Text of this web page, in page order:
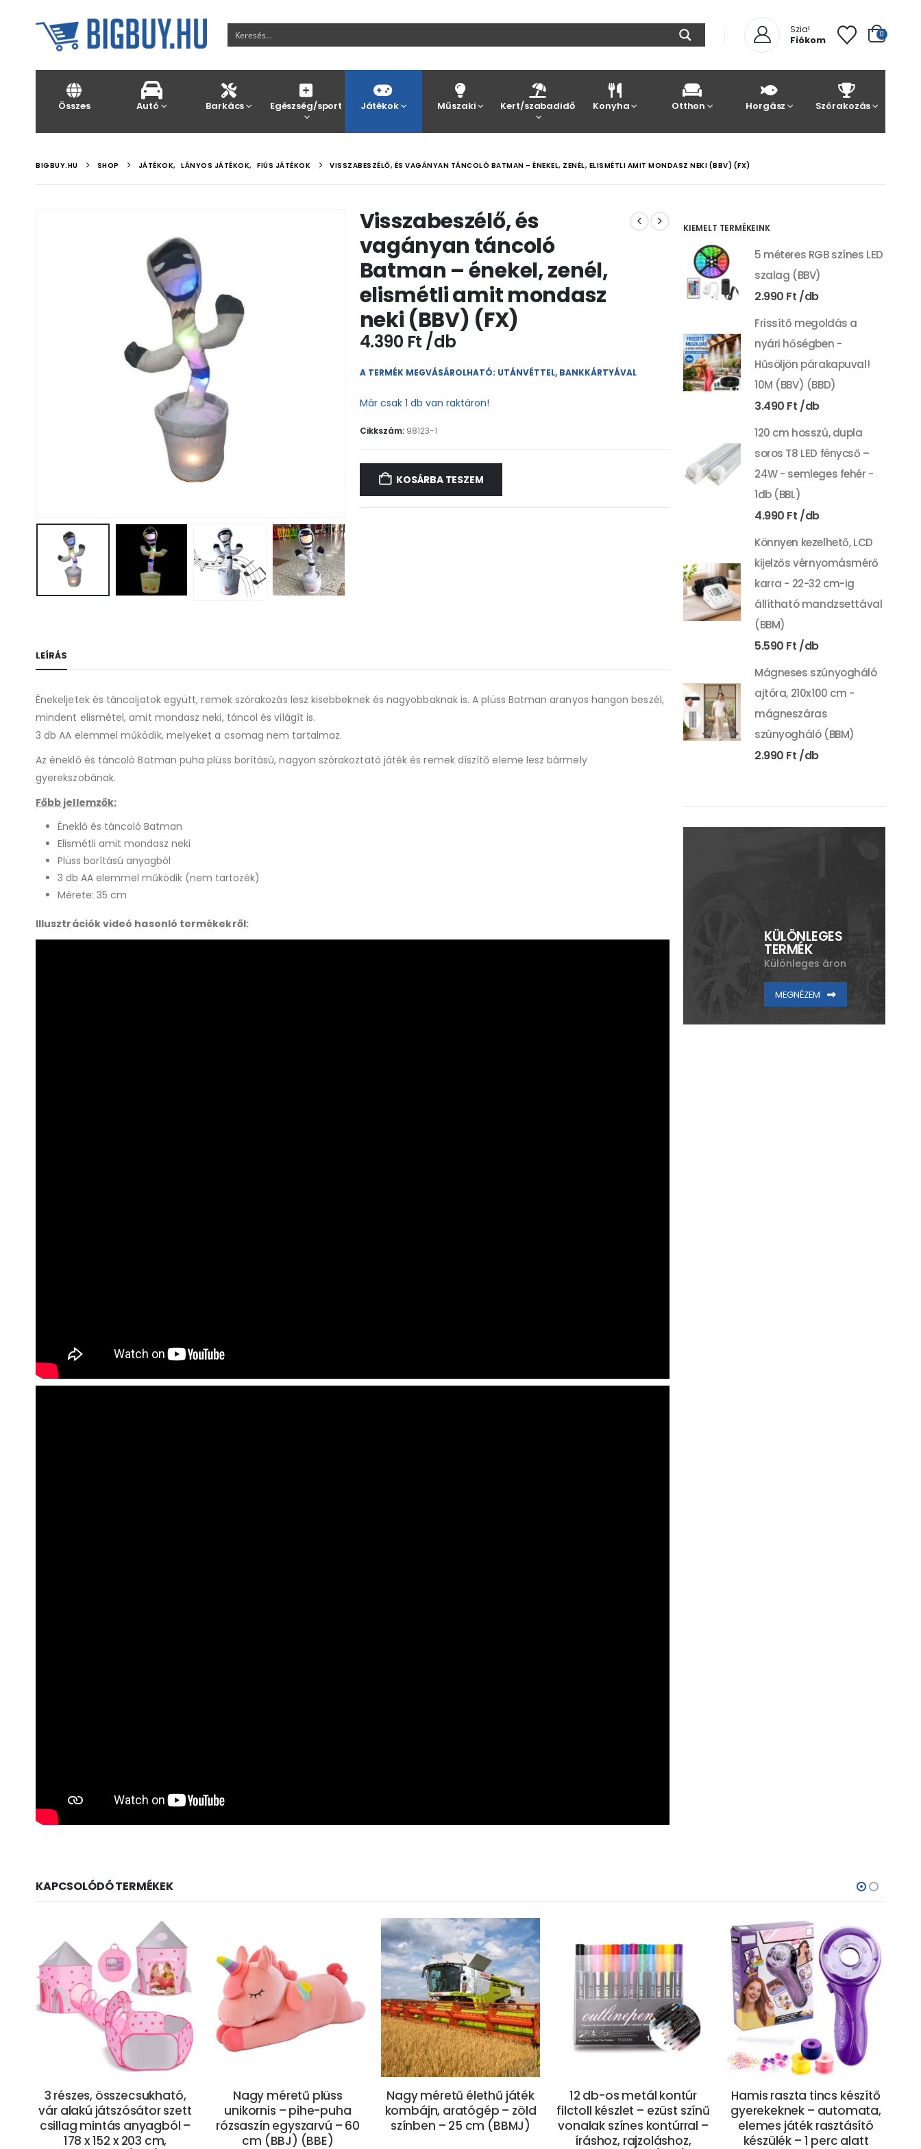
Szia!
Fiókom 0
Összes Autó Barkács Egészség/sport Játékok Műszaki Kert/szabadidő Konyha Otthon Horgász Szórakozás
BIGBUY.HU SHOP JÁTÉKOK, LÁNYOS JÁTÉKOK, FIÚS JÁTÉKOK VISSZABESZÉLŐ, ÉS VAGÁNYAN TÁNCOLÓ BATMAN – ÉNEKEL, ZENÉL, ELISMÉTLI AMIT MONDASZ NEKI (BBV) (FX)
Visszabeszélő, és
vagányan táncoló
Batman – énekel, zenél,
elismétli amit mondasz
neki (BBV) (FX)
4.390 Ft
A TERMÉK MEGVÁSÁROLHATÓ: UTÁNVÉTTEL, BANKKÁRTYÁVAL
Már csak 1 db van raktáron!
Cikkszám: 98123-1
KOSÁRBA TESZEM
LEÍRÁS
Énekeljetek és táncoljatok együtt, remek szórakozás lesz kisebbeknek és nagyobbaknak is. A plüss Batman aranyos hangon beszél,
mindent elismétel, amit mondasz neki, táncol és világít is.
3 db AA elemmel működik, melyeket a csomag nem tartalmaz.
Az éneklő és táncoló Batman puha plüss borítású, nagyon szórakoztató játék és remek díszítő eleme lesz bármely
gyerekszobának.
Főbb jellemzők:
Éneklő és táncoló Batman
Elismétli amit mondasz neki
Plüss borítású anyagból
3 db AA elemmel működik (nem tartozék)
Mérete: 35 cm
Illusztrációk videó hasonló termékekről:
KIEMELT TERMÉKEINK
5 méteres RGB színes LED
szalag (BBV)
2.990 Ft
Frissítő megoldás a
nyári hőségben -
Hűsöljön párakapuval!
10M (BBV) (BBD)
3.490 Ft
120 cm hosszú, dupla
soros T8 LED fénycső –
24W - semleges fehér -
1db (BBL)
4.990 Ft
Könnyen kezelhető, LCD
kijelzős vérnyomásmérő
karra - 22-32 cm-ig
állítható mandzsettával
(BBM)
5.590 Ft
Mágneses szúnyogháló
ajtóra, 210x100 cm -
mágneszáras
szúnyogháló (BBM)
2.990 Ft
KÜLÖNLEGES
TERMÉK
Különleges áron
MEGNÉZEM
KAPCSOLÓDÓ TERMÉKEK
3 részes, összecsukható,
vár alakú játszósátor szett
csillag mintás anyagból –
178 x 152 x 203 cm,
Nagy méretű plüss
unikornis – pihe-puha
rózsaszín egyszarvú – 60
cm (BBJ) (BBE)
Nagy méretű élethű játék
kombájn, aratógép – zöld
színben – 25 cm (BBMJ)
12 db-os metál kontúr
filctoll készlet – ezüst színű
vonalak színes kontúrral –
íráshoz, rajzoláshoz,
Hamis raszta tincs készítő
gyerekeknek – automata,
elemes játék rasztásító
készülék – 1 perc alatt